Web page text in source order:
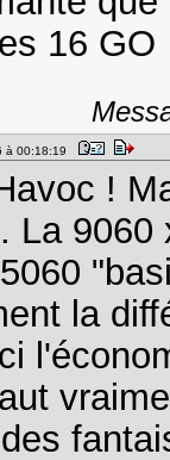
16 GO
à 00:18:19
!
La 9060
la